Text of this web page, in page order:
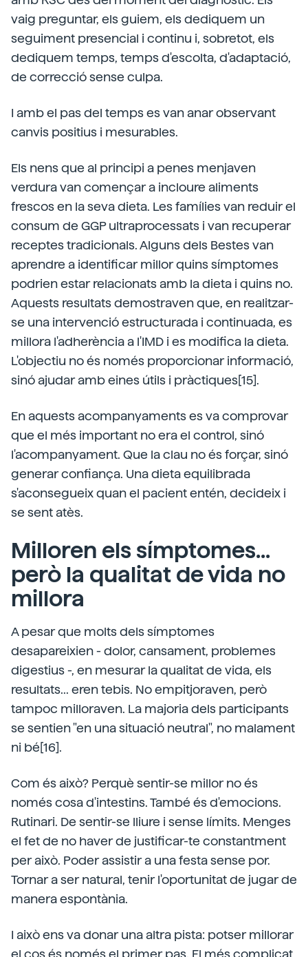
vaig preguntar, els guiem, els dediquem un
seguiment presencial i continu i, sobretot, els
dediquem temps, temps d'escolta, d'adaptació,
de correcció sense culpa.
I amb el pas del temps es van anar observant
canvis positius i mesurables.
Els nens que al principi a penes menjaven
verdura van començar a incloure aliments
frescos en la seva dieta. Les famílies van reduir el
consum de GGP ultraprocessats i van recuperar
receptes tradicionals. Alguns dels Bestes van
aprendre a identificar millor quins símptomes
podrien estar relacionats amb la dieta i quins no.
Aquests resultats demostraven que, en realitzar-
se una intervenció estructurada i continuada, es
millora l'adherència a l'IMD i es modifica la dieta.
L'objectiu no és només proporcionar informació,
sinó ajudar amb eines útils i pràctiques[15].
En aquests acompanyaments es va comprovar
que el més important no era el control, sinó
l'acompanyament. Que la clau no és forçar, sinó
generar confiança. Una dieta equilibrada
s'aconsegueix quan el pacient entén, decideix i
se sent atès.
Milloren els símptomes...
però la qualitat de vida no
millora
A pesar que molts dels símptomes
desapareixien - dolor, cansament, problemes
digestius -, en mesurar la qualitat de vida, els
resultats... eren tebis. No empitjoraven, però
tampoc milloraven. La majoria dels participants
se sentien "en una situació neutral", no malament
ni bé[16].
Com és això? Perquè sentir-se millor no és
només cosa d'intestins. També és d'emocions.
Rutinari. De sentir-se lliure i sense límits. Menges
el fet de no haver de justificar-te constantment
per això. Poder assistir a una festa sense por.
Tornar a ser natural, tenir l'oportunitat de jugar de
manera espontània.
I això ens va donar una altra pista: potser millorar